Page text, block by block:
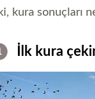
kura sonuçları
İlk kura